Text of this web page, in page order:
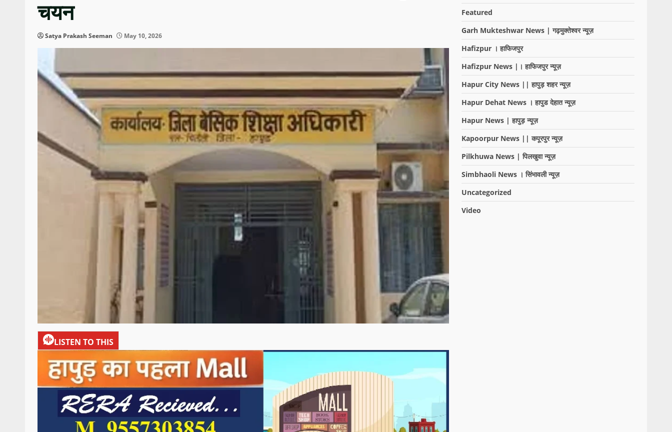
चयन
Satya Prakash Seeman May 10, 2026
LISTEN TO THIS
Featured
Garh Mukteshwar News | गढ़मुक्तेश्वर न्यूज़
Hafizpur । हाफिजपुर
Hafizpur News |। हाफिजपुर न्यूज़
Hapur City News || हापुड़ शहर न्यूज़
Hapur Dehat News । हापुड देहात न्यूज़
Hapur News | हापुड़ न्यूज़
Kapoorpur News || कपूरपुर न्यूज़
Pilkhuwa News | पिलखुवा न्यूज़
Simbhaoli News । सिंभावली न्यूज़
Uncategorized
Video